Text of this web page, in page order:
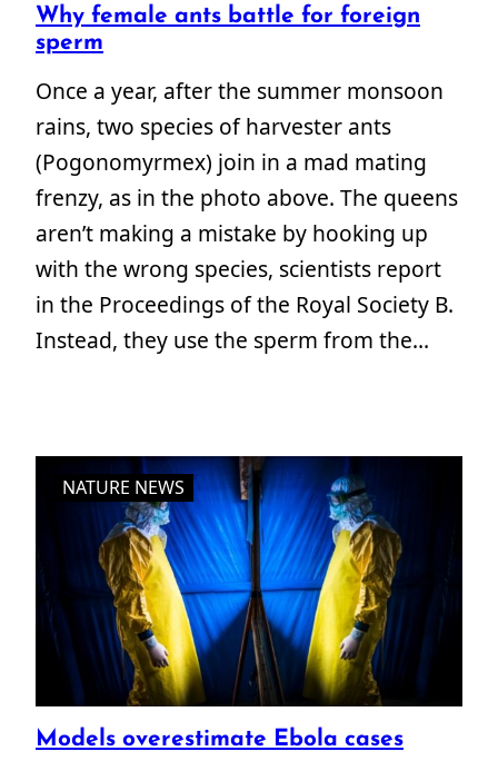
Why female ants battle for foreign
sperm
Once a year, after the summer monsoon
rains, two species of harvester ants
(Pogonomyrmex) join in a mad mating
frenzy, as in the photo above. The queens
aren’t making a mistake by hooking up
with the wrong species, scientists report
in the Proceedings of the Royal Society B.
Instead, they use the sperm from the…
NATURE NEWS
Models overestimate Ebola cases